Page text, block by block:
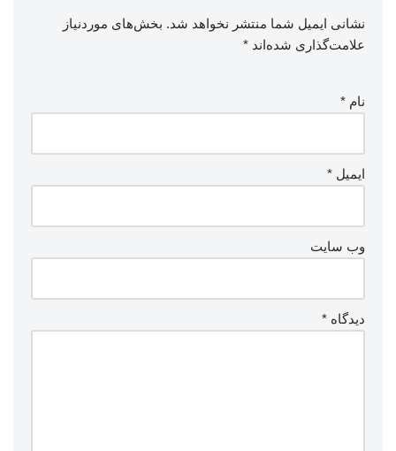
نشانی ایمیل شما منتشر نخواهد شد. بخش‌های موردنیاز
علامت‌گذاری شده‌اند *
نام *
ایمیل *
وب‌ سایت
دیدگاه *